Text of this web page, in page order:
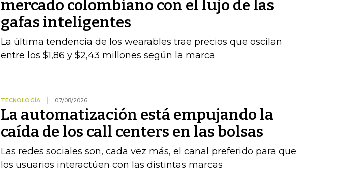
mercado colombiano con el lujo de las
gafas inteligentes
La última tendencia de los wearables trae precios que oscilan
entre los $1,86 y $2,43 millones según la marca
TECNOLOGÍA 07/08/2026
La automatización está empujando la
caída de los call centers en las bolsas
Las redes sociales son, cada vez más, el canal preferido para que
los usuarios interactúen con las distintas marcas